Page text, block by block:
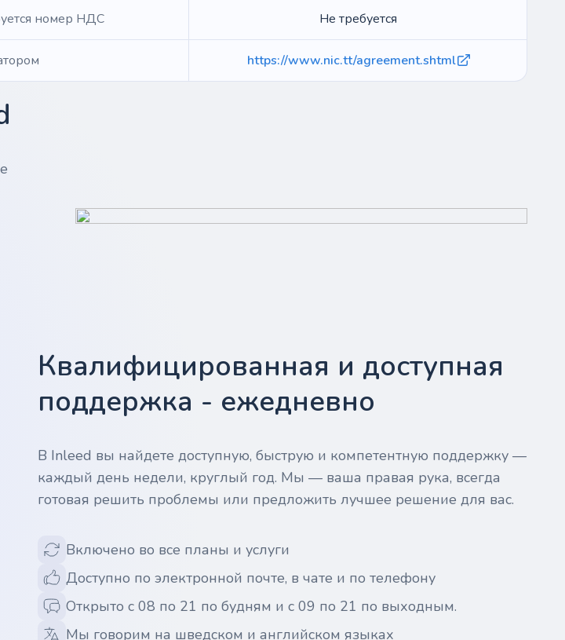
номер НДС Не требуется
https://www.nic.tt/agreement.shtml
Квалифицированная и доступная
поддержка - ежедневно
В Inleed вы найдете доступную, быструю и компетентную поддержку —
каждый день недели, круглый год. Мы — ваша правая рука, всегда
готовая решить проблемы или предложить лучшее решение для вас.
Включено во все планы и услуги
Доступно по электронной почте, в чате и по телефону
Открыто с 08 по 21 по будням и с 09 по 21 по выходным.
Мы говорим на шведском и английском языках